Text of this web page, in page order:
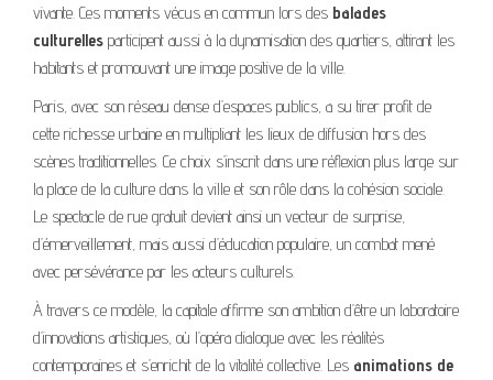
vivante. Ces moments vécus en commun lors des balades
culturelles participent aussi à la dynamisation des quartiers, attirant les
habitants et promouvant une image positive de la ville.
Paris, avec son réseau dense d’espaces publics, a su tirer profit de
cette richesse urbaine en multipliant les lieux de diffusion hors des
scènes traditionnelles. Ce choix s’inscrit dans une réflexion plus large sur
la place de la culture dans la ville et son rôle dans la cohésion sociale.
Le spectacle de rue gratuit devient ainsi un vecteur de surprise,
d’émerveillement, mais aussi d’éducation populaire, un combat mené
avec persévérance par les acteurs culturels.
À travers ce modèle, la capitale affirme son ambition d’être un laboratoire
d’innovations artistiques, où l’opéra dialogue avec les réalités
contemporaines et s’enrichit de la vitalité collective. Les animations de